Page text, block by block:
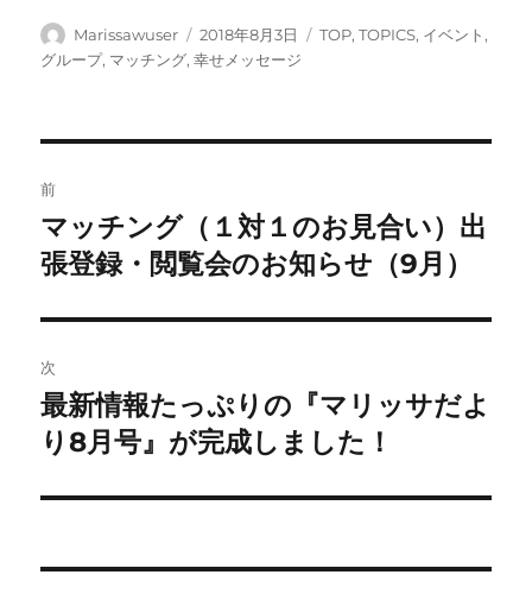
投
稿
Marissawuser
投
稿
2018年8月3日
カ
TOP,TOPICS, イベント ,
グループ, マッチング,幸せメッセージ
稿
ナ
ビ
ゲ
ー
シ
ン
前
前
の
稿:
マッチング（１対１のお見合い）出
張登録・閲覧会のお知らせ（9月）
次
次
の
稿:
最新情報たっぷりの『マリッサだよ
り8月号』が完成しました！